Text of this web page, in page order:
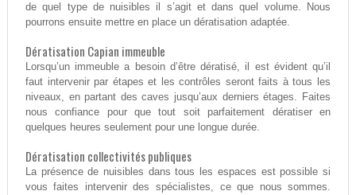
de quel type de nuisibles il s’agit et dans quel volume. Nous
pourrons ensuite mettre en place un dératisation adaptée.
Dératisation Capian immeuble
Lorsqu’un immeuble a besoin d’être dératisé, il est évident qu’il
faut intervenir par étapes et les contrôles seront faits à tous les
niveaux, en partant des caves jusqu’aux derniers étages. Faites
nous confiance pour que tout soit parfaitement dératiser en
quelques heures seulement pour une longue durée.
Dératisation collectivités publiques
La présence de nuisibles dans tous les espaces est possible si
vous faites intervenir des spécialistes, ce que nous sommes.